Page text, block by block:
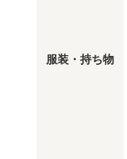
服装・持ち物